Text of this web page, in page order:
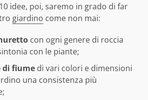
idee, poi, saremo in grado di far
giardino come non mai:
con ogni genere di roccia
con le piante;
di fiume di vari colori e dimensioni
una consistenza più